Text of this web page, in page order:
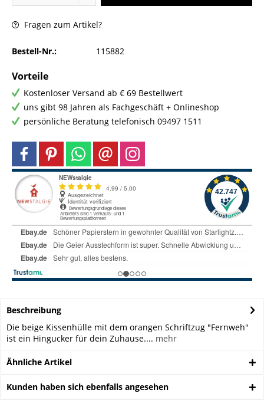
Fragen zum Artikel?
Bestell-Nr.: 115882
Vorteile
Kostenloser Versand ab € 69 Bestellwert
uns gibt 98 Jahren als Fachgeschäft + Onlineshop
persönliche Beratung telefonisch 09497 1511
Beschreibung
Die beige Kissenhülle mit dem orangen Schriftzug "Fernweh"
ist ein Hingucker für dein Zuhause.... mehr
Ähnliche Artikel
Kunden haben sich ebenfalls angesehen